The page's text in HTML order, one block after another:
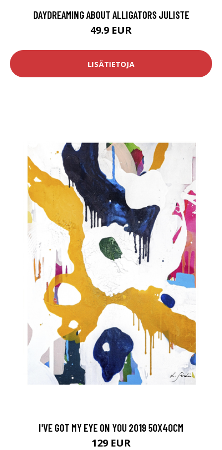
DAYDREAMING ABOUT ALLIGATORS JULISTE
49.9 EUR
LISÄTIETOJA
I'VE GOT MY EYE ON YOU 2019 50X40CM
129 EUR